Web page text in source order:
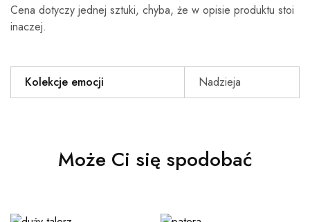
Cena dotyczy jednej sztuki, chyba, że w opisie produktu stoi
inaczej.
Kolekcje emocji Nadzieja
Może Ci się spodobać